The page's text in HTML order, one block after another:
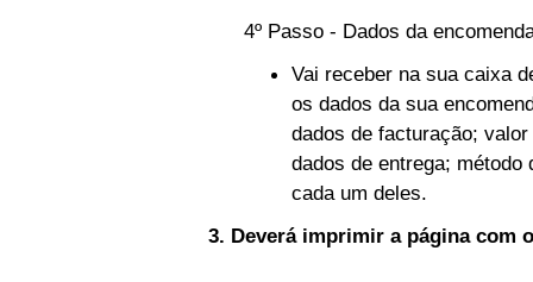
4º Passo - Dados da
Vai receber na sua caixa
os dados da sua
dados de facturação;
dados de entrega; método
cada um deles.
3. Deverá imprimir a página com